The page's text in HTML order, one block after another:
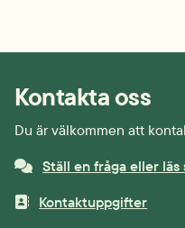
Kontakta oss
Du är välkommen att
Ställ en fråga eller
Kontaktuppgifter